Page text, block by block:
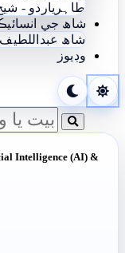
طاہریاردو - شيخ
شاھ جي
شاھ عبداللطيف
وڊيوز
Intelligence (AI) &